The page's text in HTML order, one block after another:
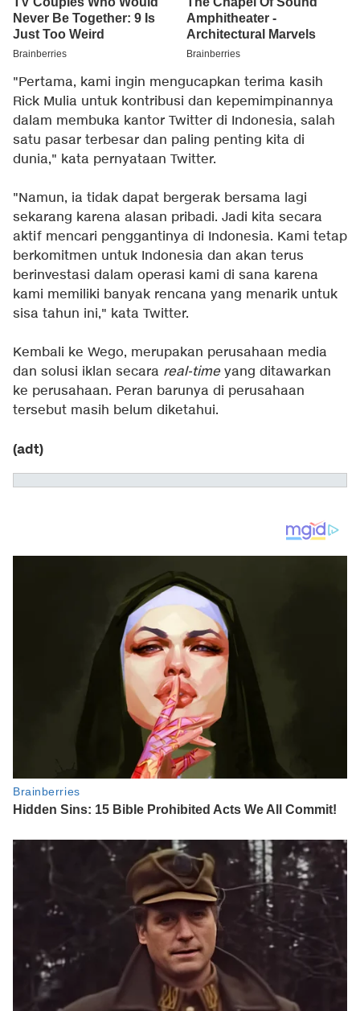
"Pertama, kami ingin mengucapkan terima kasih
Rick Mulia untuk kontribusi dan kepemimpinannya
dalam membuka kantor Twitter di Indonesia, salah
satu pasar terbesar dan paling penting kita di
dunia," kata pernyataan Twitter.
"Namun, ia tidak dapat bergerak bersama lagi
sekarang karena alasan pribadi. Jadi kita secara
aktif mencari penggantinya di Indonesia. Kami tetap
berkomitmen untuk Indonesia dan akan terus
berinvestasi dalam operasi kami di sana karena
kami memiliki banyak rencana yang menarik untuk
sisa tahun ini," kata Twitter.
Kembali ke Wego, merupakan perusahaan media
dan solusi iklan secara real-time yang ditawarkan
ke perusahaan. Peran barunya di perusahaan
tersebut masih belum diketahui.
(adt)